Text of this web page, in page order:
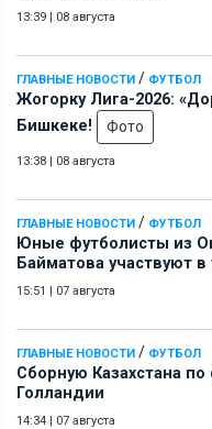
13:39 | 08 августа
ГЛАВНЫЕ НОВОСТИ / ФУТБОЛ
Жогорку Лига-2026:
Бишкеке!
Фото
13:38 | 08 августа
ГЛАВНЫЕ НОВОСТИ / ФУТБОЛ
Юные футболисты из
Байматова участвуют в
15:51 | 07 августа
ГЛАВНЫЕ НОВОСТИ / ФУТБОЛ
Сборную Казахстана
Голландии
14:34 | 07 августа